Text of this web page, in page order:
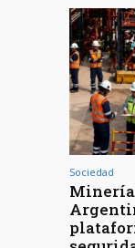
Sociedad
Minería